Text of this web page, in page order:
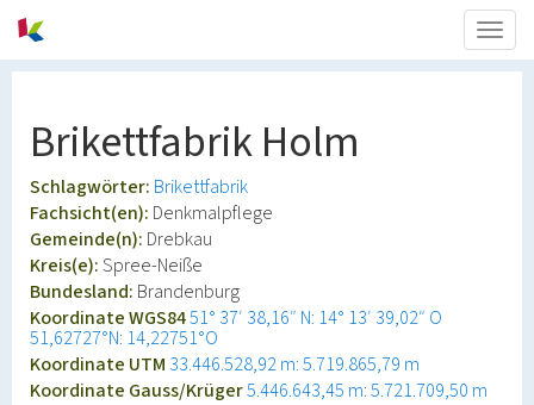
Brikettfabrik Holm
Schlagwörter: Brikettfabrik
Fachsicht(en): Denkmalpflege
Gemeinde(n): Drebkau
Kreis(e):Spree-Neiße
Bundesland: Brandenburg
Koordinate WGS8451° 37′ 38,16″ N: 14° 13′ 39,02″ O
51,62727°N: 14,22751°O
Koordinate UTM 33.446.528,92 m: 5.719.865,79 m
Koordinate Gauss/Krüger5.446.643,45 m: 5.721.709,50 m